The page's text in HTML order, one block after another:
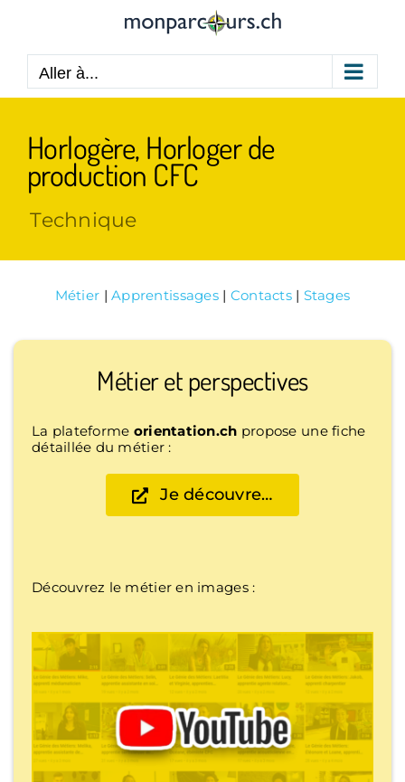
contenuAller à...
Horlogère, Horloger de
production CFC
Technique
Métier |Apprentissages| Contacts| Stages
Métier et perspectives
La plateforme orientation.ch propose une fiche
détaillée du métier :
Je découvre…
Découvrez le métier en images :